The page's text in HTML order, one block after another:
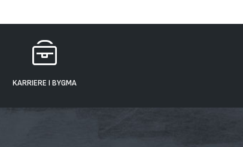
KARRIERE I BYGMA